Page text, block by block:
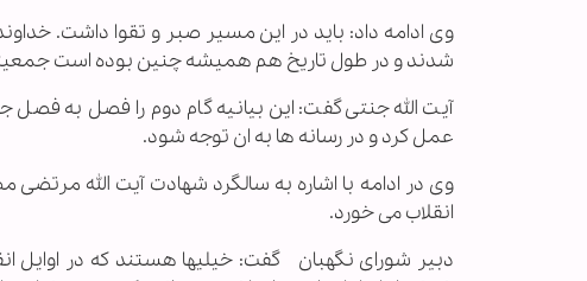
وی ادامه داد: باید در این مسیر صبر و تقوا داشت.
شدند و در طول تاریخ هم همیشه چنین بوده است
آیت الله جنتی گفت: این بیانیه گام دوم را فصل به فصل
عمل کرد و در رسانه ها به ان توجه شود.
وی در ادامه با اشاره به سالگرد شهادت آیت الله مرتضی
انقلاب می خورد.
دبیر شورای نگهبان گفت: خیلیها هستند که در اوایل